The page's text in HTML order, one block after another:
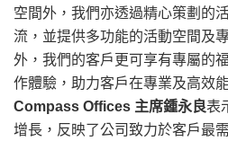
空間外，我們亦透過精心策劃的
流，並提供多功能的活動空間及
外，我們的客戶更可享有專屬的
作體驗，助力客戶在專業及高效
Compass Offices 主席鍾永良表
增長，反映了公司致力於客戶最